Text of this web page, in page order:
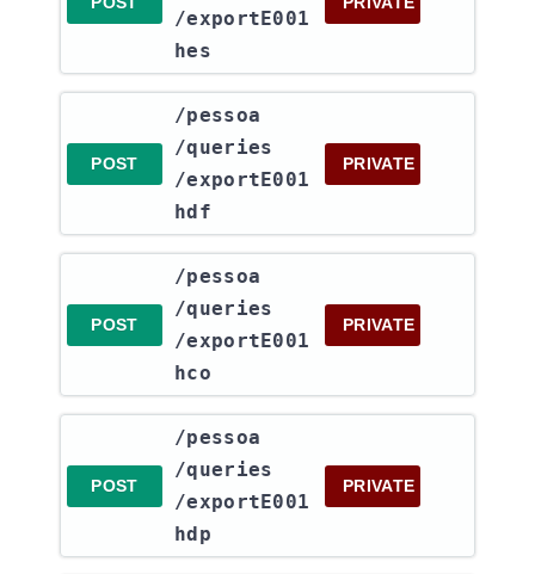
/exportE001
hes
POST
​/pessoa​
/queries​
/exportE001
hdf
PRIVATE
POST
​/pessoa​
/queries​
/exportE001
hco
PRIVATE
POST
​/pessoa​
/queries​
/exportE001
hdp
PRIVATE